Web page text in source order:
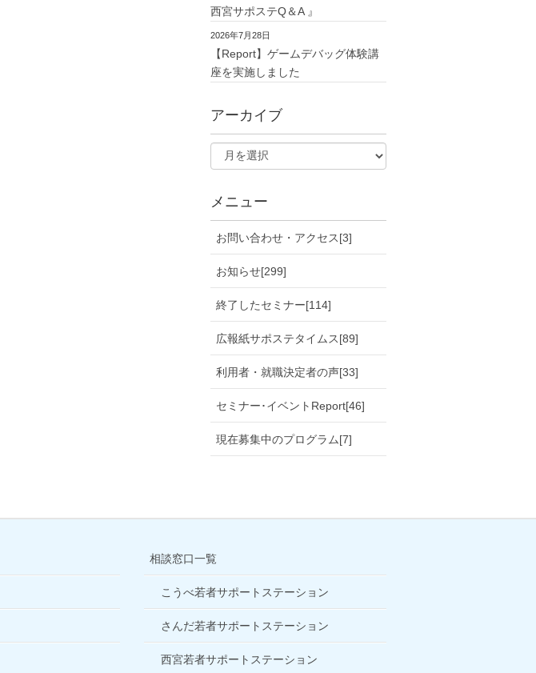
西宮サポステQ＆A 』
2026年7月28日
【Report】ゲームデバッグ体験講
座を実施しました
アーカイブ
メニュー
お問い合わせ・アクセス[3]
お知らせ[299]
終了したセミナー[114]
広報紙サポステタイムス[89]
利用者・就職決定者の声[33]
セミナー･イベントReport[46]
現在募集中のプログラム[7]
相談窓口一覧
こうべ若者サポートステーション
さんだ若者サポートステーション
西宮若者サポートステーション